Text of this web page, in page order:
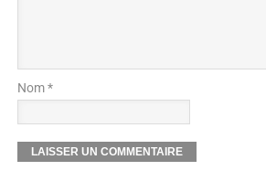
Nom *